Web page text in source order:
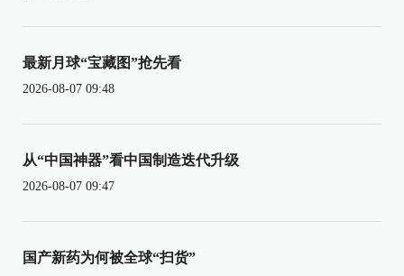
最新月球“宝藏图”抢先看
2026-08-07 09:48
从“中国神器”看中国制造迭代升级
2026-08-07 09:47
国产新药为何被全球“扫货”